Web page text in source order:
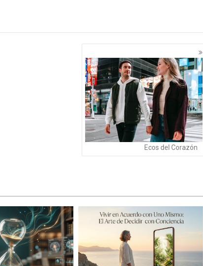
Ecos del Corazón